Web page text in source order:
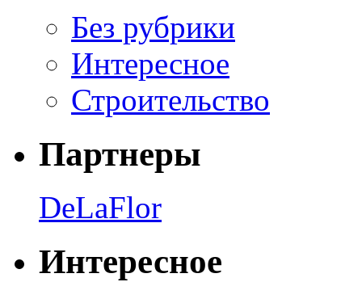
Без рубрики
Интересное
Строительство
Партнеры
DeLaFlor
Интересное